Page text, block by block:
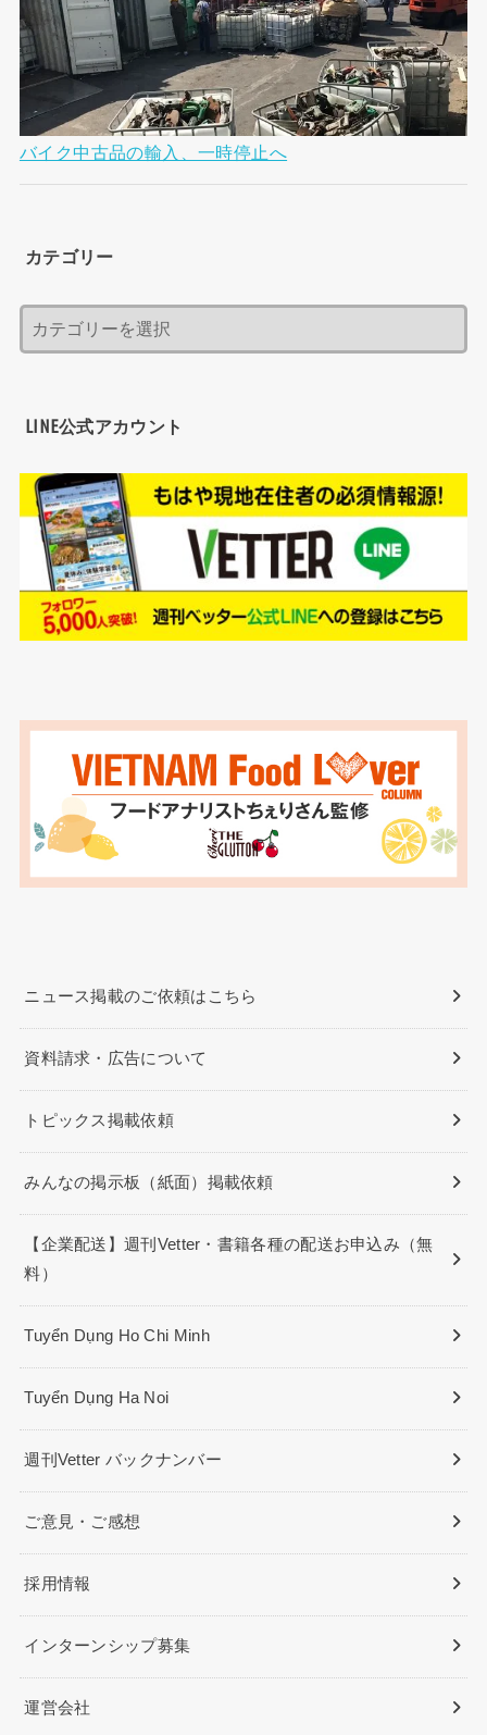
バイク中古品の輸入、一時停止へ
カテゴリー
LINE公式アカウント
ニュース掲載のご依頼はこちら
資料請求・広告について
トピックス掲載依頼
みんなの掲示板（紙面）掲載依頼
【企業配送】週刊Vetter・書籍各種の配送お申込み（無
料）
Tuyển Dụng Ho Chi Minh
Tuyển Dụng Ha Noi
週刊Vetter バックナンバー
ご意見・ご感想
採用情報
インターンシップ募集
運営会社